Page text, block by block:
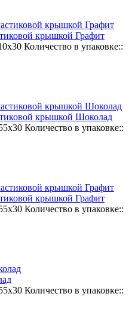
крышкой Графит
Количество в упаковке::
крышкой Шоколад
Количество в упаковке::
крышкой Графит
Количество в упаковке::
Количество в упаковке::